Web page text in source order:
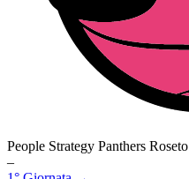
People Strategy Panthers Roseto
–